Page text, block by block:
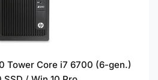
Tower Core i7 6700 (6-gen.)